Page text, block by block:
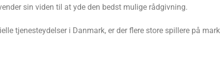
sin viden til at yde den bedst mulige rådgivning.
tjenesteydelser i Danmark, er der flere store spillere på